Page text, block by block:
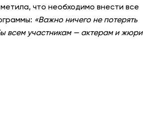
82,17 94,84
что необходимо внести все
«Важно ничего не потерять
всем участникам —актерам ижюри